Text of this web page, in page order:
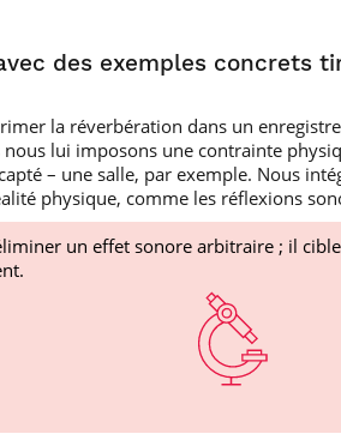
des exemples concrets
la réverbération dans un
lui imposons une contrainte
– une salle, par exemple. Nous
physique, comme les réflexions
un effet sonore arbitraire ; il